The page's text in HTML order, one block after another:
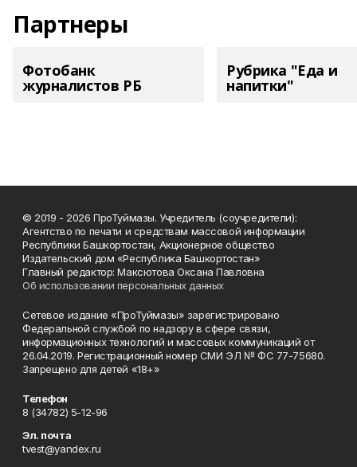
Партнеры
Фотобанк
журналистов РБ
Рубрика "Еда и
напитки"
© 2019 - 2026 ПроТуймазы. Учредитель (соучредители):
Агентство по печати и средствам массовой информации
Республики Башкортостан, Акционерное общество
Издательский дом «Республика Башкортостан»
Главный редактор: Максютова Оксана Павловна
Об использовании персональных данных
Сетевое издание «ПроТуймазы» зарегистрировано
Федеральной службой по надзору в сфере связи,
информационных технологий и массовых коммуникаций от
26.04.2019. Регистрационный номер СМИ ЭЛ № ФС 77-75680.
Запрещено для детей «18+»
Телефон
8 (34782) 5-12-96
Эл. почта
tvest@yandex.ru